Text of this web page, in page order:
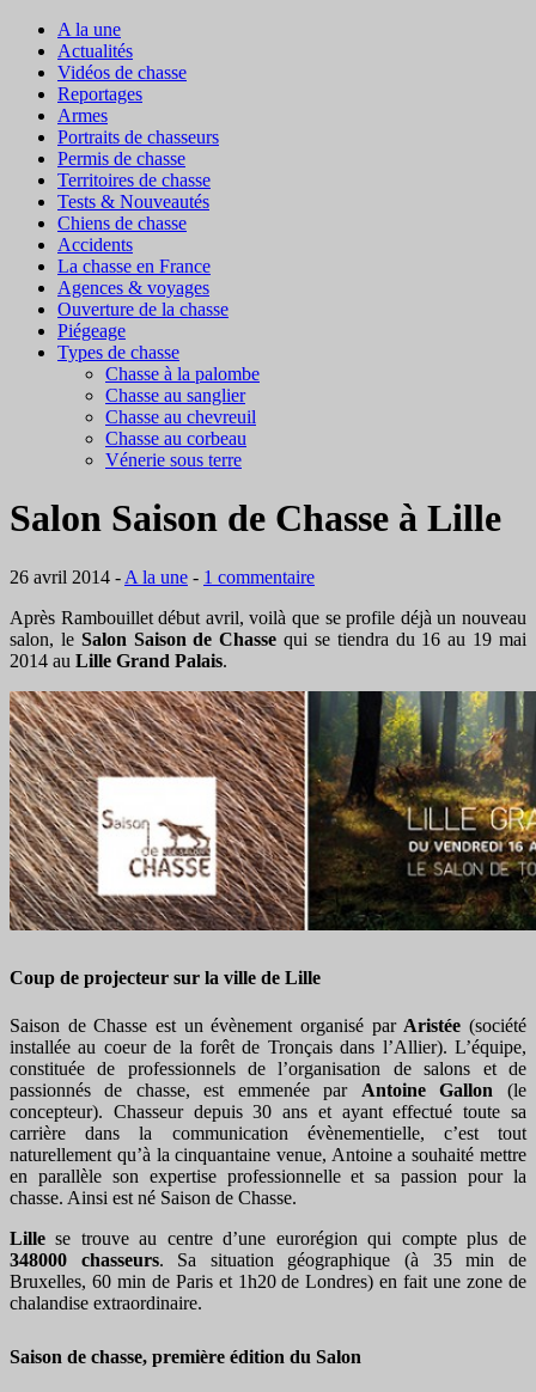
A la une
Actualités
Vidéos de chasse
Reportages
Armes
Portraits de chasseurs
Permis de chasse
Territoires de chasse
Tests & Nouveautés
Chiens de chasse
Accidents
La chasse en France
Agences & voyages
Ouverture de la chasse
Piégeage
Types de chasse
Chasse à la palombe
Chasse au sanglier
Chasse au chevreuil
Chasse au corbeau
Vénerie sous terre
Salon Saison de Chasse à Lille
26 avril 2014 - A la une - 1 commentaire
Après Rambouillet début avril, voilà que se profile déjà un nouveau
salon, le Salon Saison de Chasse qui se tiendra du 16 au 19 mai
2014 au Lille Grand Palais.
Coup de projecteur sur la ville de Lille
Saison de Chasse est un évènement organisé par Aristée (société
installée au coeur de la forêt de Tronçais dans l’Allier). L’équipe,
constituée de professionnels de l’organisation de salons et de
passionnés de chasse, est emmenée par Antoine Gallon (le
concepteur). Chasseur depuis 30 ans et ayant effectué toute sa
carrière dans la communication évènementielle, c’est tout
naturellement qu’à la cinquantaine venue, Antoine a souhaité mettre
en parallèle son expertise professionnelle et sa passion pour la
chasse. Ainsi est né Saison de Chasse.
Lille se trouve au centre d’une eurorégion qui compte plus de
348000 chasseurs. Sa situation géographique (à 35 min de
Bruxelles, 60 min de Paris et 1h20 de Londres) en fait une zone de
chalandise extraordinaire.
Saison de chasse, première édition du Salon